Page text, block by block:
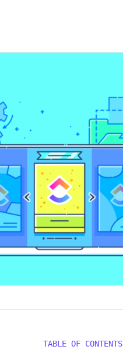
TABLE OF CONTENTS